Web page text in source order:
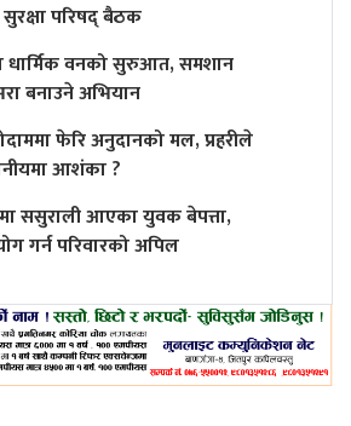
सुरक्षा परिषद् बैठक
धार्मिक वनको सुरुआत, समशान
बनाउने अभियान
फेरि अनुदानको मल, प्रहरीले
आशंका ?
ससुराली आएका युवक बेपत्ता,
गर्न परिवारको अपिल